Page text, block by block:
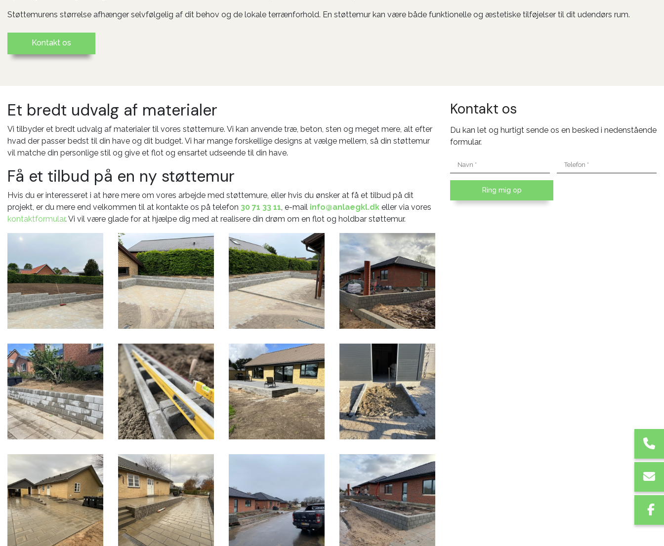
Støttemurens størrelse afhænger selvfølgelig af dit behov og de lokale terrænforhold. En støttemur kan være både funktionelle og æstetiske tilføjelser til dit udendørs rum.
Kontakt os
Et bredt udvalg af materialer
Vi tilbyder et bredt udvalg af materialer til vores støttemure. Vi kan anvende træ, beton, sten og meget mere, alt efter
hvad der passer bedst til din have og dit budget. Vi har mange forskellige designs at vælge mellem, så din støttemur
vil matche din personlige stil og give et flot og ensartet udseende til din have.
Få et tilbud på en ny støttemur
Hvis du er interesseret i at høre mere om vores arbejde med støttemure, eller hvis du ønsker at få et tilbud på dit
projekt, er du mere end velkommen til at kontakte os på telefon 30 71 33 11, e-mail info@anlaegkl.dk eller via vores
kontaktformular. Vi vil være glade for at hjælpe dig med at realisere din drøm om en flot og holdbar støttemur.
Kontakt os
Du kan let og hurtigt sende os en besked i nedenstående
formular.